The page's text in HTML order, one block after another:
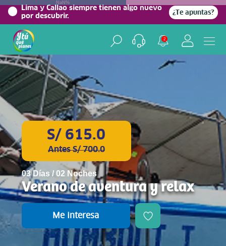
Lima y Callao siempre tienen algo nuevo
por descubrir.
¿Te apuntas?
2
NaN%
S/ 615.0
Antes S/ 700.0
03 Días / 02 Noches
Verano de aventura y relax
Me interesa